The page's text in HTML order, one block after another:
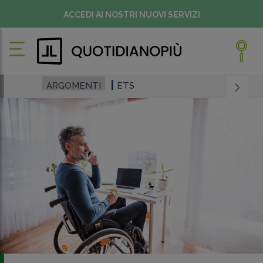
ACCEDI AI NOSTRI NUOVI SERVIZI
ARGOMENTI ETS